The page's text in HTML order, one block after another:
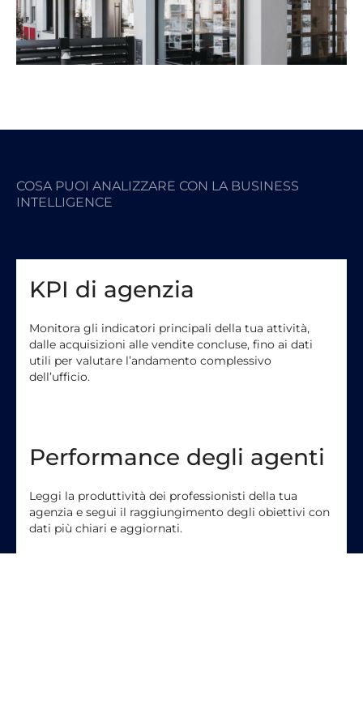
Con Business Intelligence by Board, questi dati diventano
report e indicatori leggibili, utili per comprendere dove
l’agenzia sta crescendo e dove può migliorare.
COSA PUOI ANALIZZARE CON LA BUSINESS
INTELLIGENCE
KPI di agenzia
Monitora gli indicatori principali della tua attività,
dalle acquisizioni alle vendite concluse, fino ai dati
utili per valutare l’andamento complessivo
dell’ufficio.
Performance degli agenti
Leggi la produttività dei professionisti della tua
agenzia e segui il raggiungimento degli obiettivi con
dati più chiari e aggiornati.